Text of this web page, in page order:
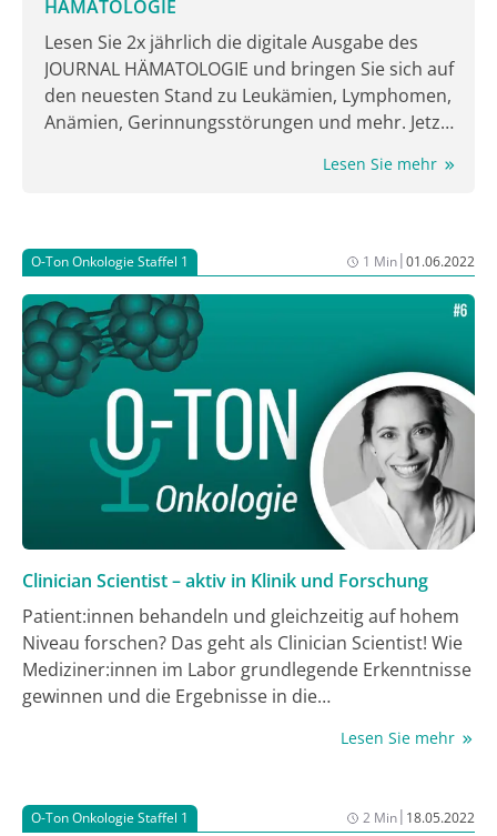
HÄMATOLOGIE
Lesen Sie 2x jährlich die digitale Ausgabe des
JOURNAL HÄMATOLOGIE und bringen Sie sich auf
den neuesten Stand zu Leukämien, Lymphomen,
Anämien, Gerinnungsstörungen und mehr. Jetzt
Lesen Sie mehr
O-Ton Onkologie Staffel 1 1 Min|01.06.2022
Clinician Scientist – aktiv in Klinik und Forschung
Patient:innen behandeln und gleichzeitig auf hohem
Niveau forschen? Das geht als Clinician Scientist! Wie
Mediziner:innen im Labor grundlegende Erkenntnisse
gewinnen und die Ergebnisse in die
Schubert im Gespräch mit Dr. Judith Besseling und
Onkologie/Hämatologie.
Lesen Sie mehr
O-Ton Onkologie Staffel 1 2 Min| 18.05.2022